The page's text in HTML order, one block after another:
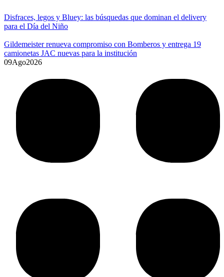
Disfraces, legos y Bluey: las búsquedas que dominan el delivery
para el Día del Niño
Gildemeister renueva compromiso con Bomberos y entrega 19
camionetas JAC nuevas para la institución
09Ago2026